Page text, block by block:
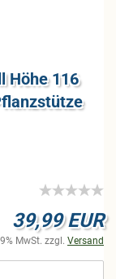
Höhe 116
39,99 EUR
MwSt. zzgl. Versand